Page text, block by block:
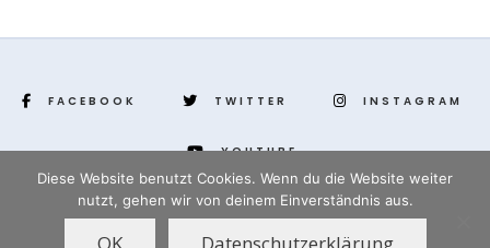
FACEBOOK TWITTER INSTAGRAM
YOUTUBE
www.yenihayat.de
Diese Website benutzt Cookies. Wenn du die Website weiter
nutzt, gehen wir von deinem Einverständnis aus.